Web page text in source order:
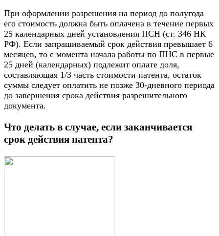
При оформлении разрешения на период до полугода
его стоимость должна быть оплачена в течение первых
25 календарных дней установления ПСН (ст. 346 НК
РФ). Если запрашиваемый срок действия превышает 6
месяцев, то с момента начала работы по ПНС в первые
25 дней (календарных) подлежит оплате доля,
составляющая 1/3 часть стоимости патента, остаток
суммы следует оплатить не позже 30-дневного периода
до завершения срока действия разрешительного
документа.
Что делать в случае, если заканчивается
срок действия патента?